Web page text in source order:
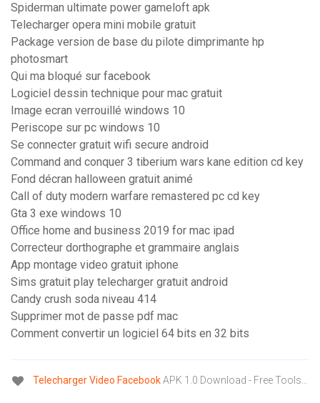
Spiderman ultimate power gameloft apk
Telecharger opera mini mobile gratuit
Package version de base du pilote dimprimante hp
photosmart
Qui ma bloqué sur facebook
Logiciel dessin technique pour mac gratuit
Image ecran verrouillé windows 10
Periscope sur pc windows 10
Se connecter gratuit wifi secure android
Command and conquer 3 tiberium wars kane edition cd key
Fond décran halloween gratuit animé
Call of duty modern warfare remastered pc cd key
Gta 3 exe windows 10
Office home and business 2019 for mac ipad
Correcteur dorthographe et grammaire anglais
App montage video gratuit iphone
Sims gratuit play telecharger gratuit android
Candy crush soda niveau 414
Supprimer mot de passe pdf mac
Comment convertir un logiciel 64 bits en 32 bits
TelechargerVideo FacebookAPK 1.0 Download - Free Tools…